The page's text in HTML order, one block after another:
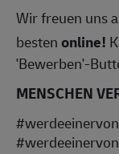
Wir freuen uns
bestenonline!
'Bewerben'-
MENSCHEN